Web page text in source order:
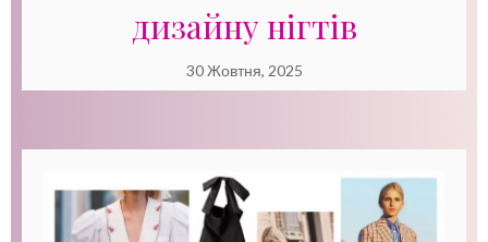
дизайну нігтів
30 Жовтня, 2025